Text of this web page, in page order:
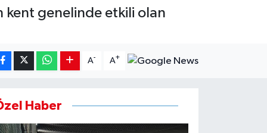
kent genelinde etkili olan
A- A+
Haber